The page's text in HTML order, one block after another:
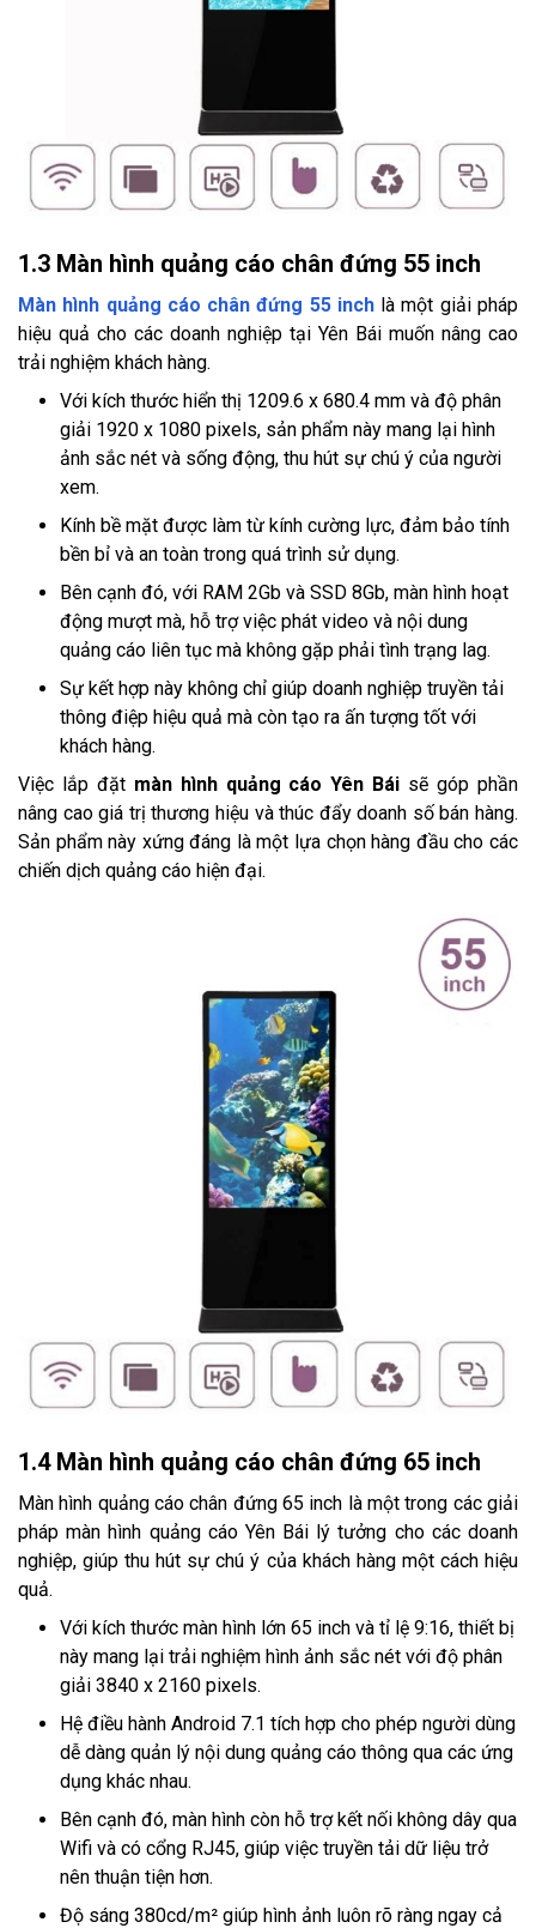
1.3 Màn hình quảng cáo chân đứng 55 inch
Màn hình quảng cáo chân đứng 55 inchlà một giải pháp
hiệu quả cho các doanh nghiệp tại Yên Bái muốn nâng cao
trải nghiệm khách hàng.
Với kích thước hiển thị 1209.6 x 680.4 mm và độ phân
giải 1920 x 1080 pixels, sản phẩm này mang lại hình
ảnh sắc nét và sống động, thu hút sự chú ý của người
xem.
Kính bề mặt được làm từ kính cường lực, đảm bảo tính
bền bỉ và an toàn trong quá trình sử dụng.
Bên cạnh đó, với RAM 2Gb và SSD 8Gb, màn hình hoạt
động mượt mà, hỗ trợ việc phát video và nội dung
quảng cáo liên tục mà không gặp phải tình trạng lag.
Sự kết hợp này không chỉ giúp doanh nghiệp truyền tải
thông điệp hiệu quả mà còn tạo ra ấn tượng tốt với
khách hàng.
Việc lắp đặt màn hình quảng cáo Yên Bái sẽ góp phần
nâng cao giá trị thương hiệu và thúc đẩy doanh số bán hàng.
Sản phẩm này xứng đáng là một lựa chọn hàng đầu cho các
chiến dịch quảng cáo hiện đại.
1.4 Màn hình quảng cáo chân đứng 65 inch
Màn hình quảng cáo chân đứng 65 inch là một trong các giải
pháp màn hình quảng cáo Yên Bái lý tưởng cho các doanh
nghiệp, giúp thu hút sự chú ý của khách hàng một cách hiệu
quả.
Với kích thước màn hình lớn 65 inch và tỉ lệ 9:16, thiết bị
này mang lại trải nghiệm hình ảnh sắc nét với độ phân
giải 3840 x 2160 pixels.
Hệ điều hành Android 7.1 tích hợp cho phép người dùng
dễ dàng quản lý nội dung quảng cáo thông qua các ứng
dụng khác nhau.
Bên cạnh đó, màn hình còn hỗ trợ kết nối không dây qua
Wifi và có cổng RJ45, giúp việc truyền tải dữ liệu trở
nên thuận tiện hơn.
Độ sáng 380cd/m² giúp hình ảnh luôn rõ ràng ngay cả